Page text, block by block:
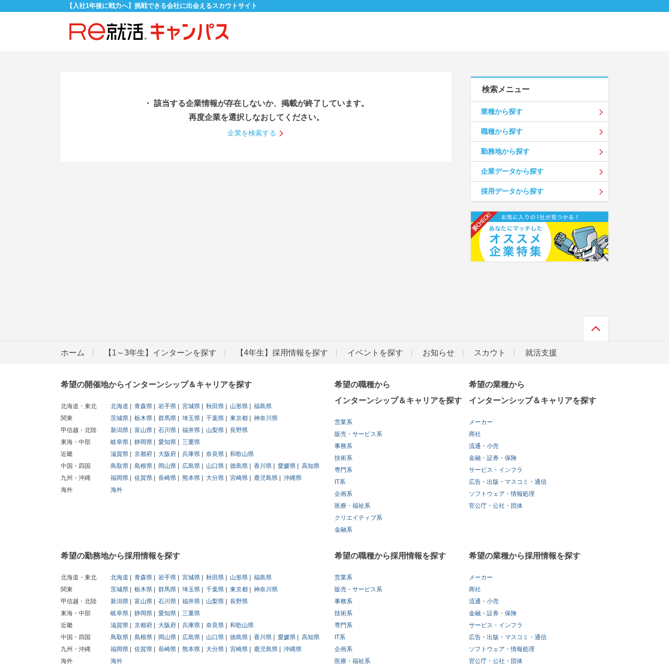
【入社1年後に戦力へ】挑戦できる会社に出会えるスカウトサイト
・ 該当する企業情報が存在しないか、掲載が終了しています。
再度企業を選択しなおしてください。
企業を検索する
検索メニュー
業種から探す
職種から探す
勤務地から探す
企業データから探す
採用データから探す
ホーム 【1～3年生】インターンを探す 【4年生】採用情報を探す イベントを探す お知らせ スカウト 就活支援
希望の開催地からインターンシップ＆キャリアを探す
北海道・東北 北海道 青森県 岩手県 宮城県 秋田県 山形県
福島県
関東
茨城県 栃木県 群馬県 埼玉県 千葉県 東京都
神奈川県
甲信越・北陸
新潟県 富山県 石川県 福井県 山梨県
長野県
東海・中部
岐阜県 静岡県 愛知県
三重県
近畿
滋賀県 京都府 大阪府 兵庫県 奈良県
和歌山県
中国・四国
鳥取県 島根県 岡山県 広島県 山口県 徳島県 香川県 愛媛県
高知県
九州・沖縄
福岡県 佐賀県 長崎県 熊本県 大分県 宮崎県 鹿児島県
沖縄県
海外
海外
希望の職種から
インターンシップ＆キャリアを探す
営業系
販売・サービス系
事務系
技術系
専門系
IT系
企画系
医療・福祉系
クリエイティブ系
金融系
希望の業種から
インターンシップ＆キャリアを探す
メーカー
商社
流通・小売
金融・証券・保険
サービス・インフラ
広告・出版・マスコミ・通信
ソフトウェア・情報処理
官公庁・公社・団体
希望の勤務地から採用情報を探す
北海道・東北 北海道 青森県 岩手県 宮城県 秋田県 山形県
福島県
関東
茨城県 栃木県 群馬県 埼玉県 千葉県 東京都
神奈川県
甲信越・北陸
新潟県 富山県 石川県 福井県 山梨県
長野県
東海・中部
岐阜県 静岡県 愛知県
三重県
近畿
滋賀県 京都府 大阪府 兵庫県 奈良県
和歌山県
中国・四国
鳥取県 島根県 岡山県 広島県 山口県 徳島県 香川県 愛媛県
高知県
九州・沖縄
福岡県 佐賀県 長崎県 熊本県 大分県 宮崎県 鹿児島県
沖縄県
海外
海外
希望の職種から採用情報を探す
営業系
販売・サービス系
事務系
技術系
専門系
IT系
企画系
医療・福祉系
希望の業種から採用情報を探す
メーカー
商社
流通・小売
金融・証券・保険
サービス・インフラ
広告・出版・マスコミ・通信
ソフトウェア・情報処理
官公庁・公社・団体